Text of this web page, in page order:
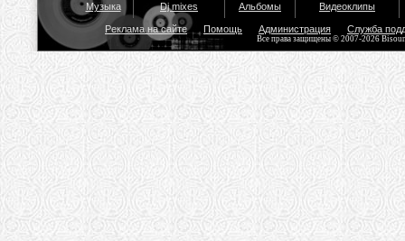
Музыка Dj mixes Альбомы Видеоклипы
Реклама на сайте Помощь Администрация Служба
Все права защищены © 2007-2026